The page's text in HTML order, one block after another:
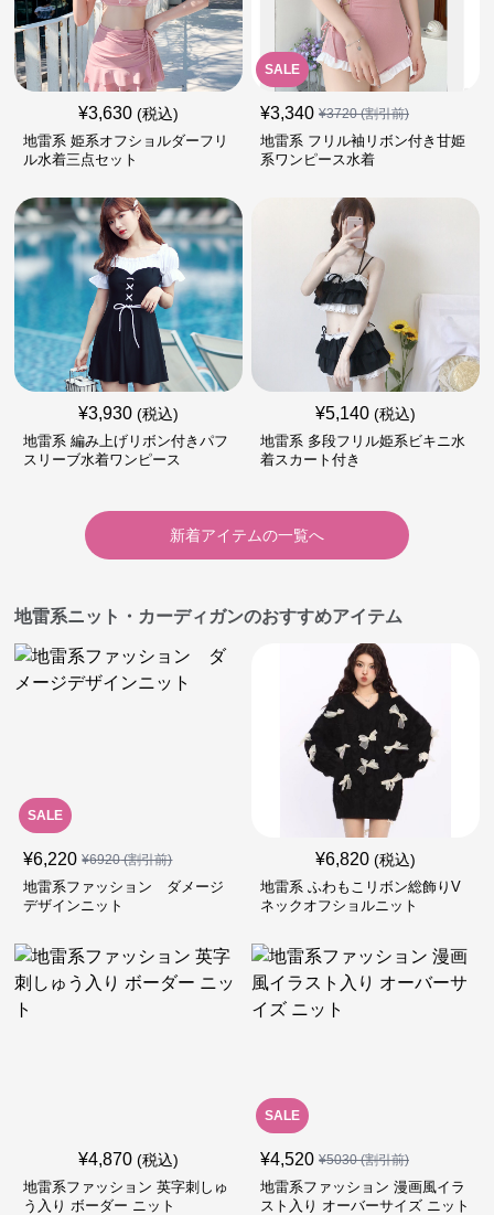
¥3,630 (税込)
地雷系 姫系オフショルダーフリ
ル水着三点セット
SALE
¥3,340 ¥3720(割引前)
地雷系 フリル袖リボン付き甘姫
系ワンピース水着
¥3,930 (税込)
地雷系 編み上げリボン付きパフ
スリーブ水着ワンピース
¥5,140 (税込)
地雷系 多段フリル姫系ビキニ水
着スカート付き
新着アイテムの一覧へ
地雷系ニット・カーディガンのおすすめアイテム
SALE
¥6,220 ¥6920(割引前)
地雷系ファッション ダメージ
デザインニット
¥6,820 (税込)
地雷系 ふわもこリボン総飾りV
ネックオフショルニット
¥4,870 (税込)
地雷系ファッション 英字刺しゅ
う入り ボーダー ニット
SALE
¥4,520 ¥5030(割引前)
地雷系ファッション 漫画風イラ
スト入り オーバーサイズ ニット